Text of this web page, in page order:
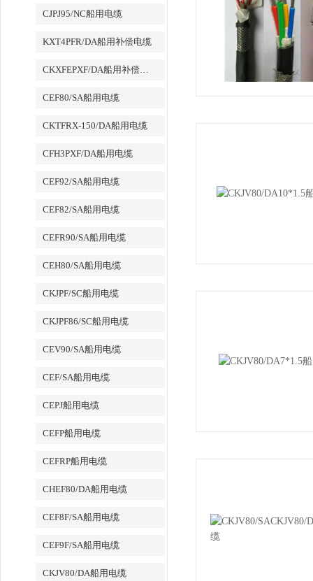
CJPJ95/NC船用电缆
KXT4PFR/DA船用补偿电缆
CKXFEPXF/DA船用补偿电缆
CEF80/SA船用电缆
CKTFRX-150/DA船用电缆
CFH3PXF/DA船用电缆
CEF92/SA船用电缆
CEF82/SA船用电缆
CEFR90/SA船用电缆
CEH80/SA船用电缆
CKJPF/SC船用电缆
CKJPF86/SC船用电缆
CEV90/SA船用电缆
CEF/SA船用电缆
CEPJ船用电缆
CEFP船用电缆
CEFRP船用电缆
CHEF80/DA船用电缆
CEF8F/SA船用电缆
CEF9F/SA船用电缆
CKJV80/DA船用电缆